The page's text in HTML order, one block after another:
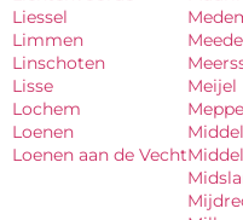
Liessel
Limmen
Linschoten
Lisse
Lochem
Loenen
Loenen aan de Vecht
Meijel